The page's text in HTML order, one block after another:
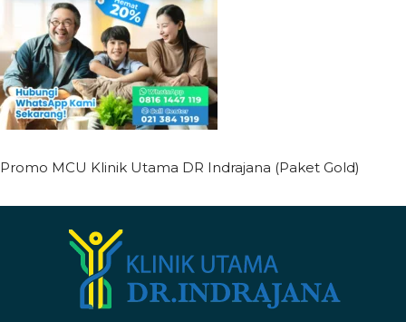
Promo MCU Klinik Utama DR Indrajana (Paket Gold)